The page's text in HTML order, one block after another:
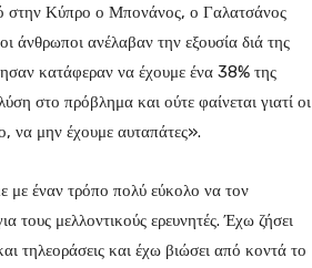
στην Κύπρο ο Μπονάνος, ο Γαλατσάνος
άνθρωποι ανέλαβαν την εξουσία διά της
κατάφεραν να έχουμε ένα 38% της
στο πρόβλημα και ούτε φαίνεται γιατί οι
να μην έχουμε αυταπάτες».
με έναν τρόπο πολύ εύκολο να τον
τους μελλοντικούς ερευνητές. Έχω ζήσει
τηλεοράσεις και έχω βιώσει από κοντά το